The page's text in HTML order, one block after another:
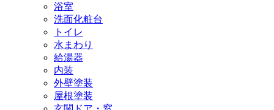
浴室
洗面化粧台
トイレ
水まわり
給湯器
内装
外壁塗装
屋根塗装